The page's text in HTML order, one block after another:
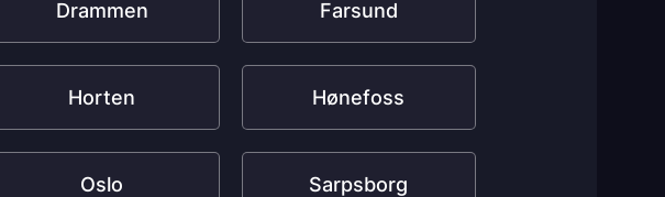
Drammen Farsund
Horten Hønefoss
Oslo Sarpsborg